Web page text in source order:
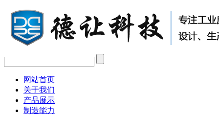
网站首页
关于我们
产品展示
制造能力